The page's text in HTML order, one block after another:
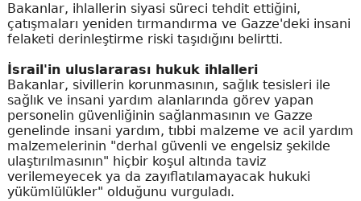
Bakanlar, ihlallerin siyasi süreci tehdit ettiğini,
çatışmaları yeniden tırmandırma ve Gazze'deki insani
felaketi derinleştirme riski taşıdığını belirtti.
İsrail'in uluslararası hukuk ihlalleri
Bakanlar, sivillerin korunmasının, sağlık tesisleri ile
sağlık ve insani yardım alanlarında görev yapan
personelin güvenliğinin sağlanmasının ve Gazze
genelinde insani yardım, tıbbi malzeme ve acil yardım
malzemelerinin "derhal güvenli ve engelsiz şekilde
ulaştırılmasının" hiçbir koşul altında taviz
verilemeyecek ya da zayıflatılamayacak hukuki
yükümlülükler" olduğunu vurguladı.